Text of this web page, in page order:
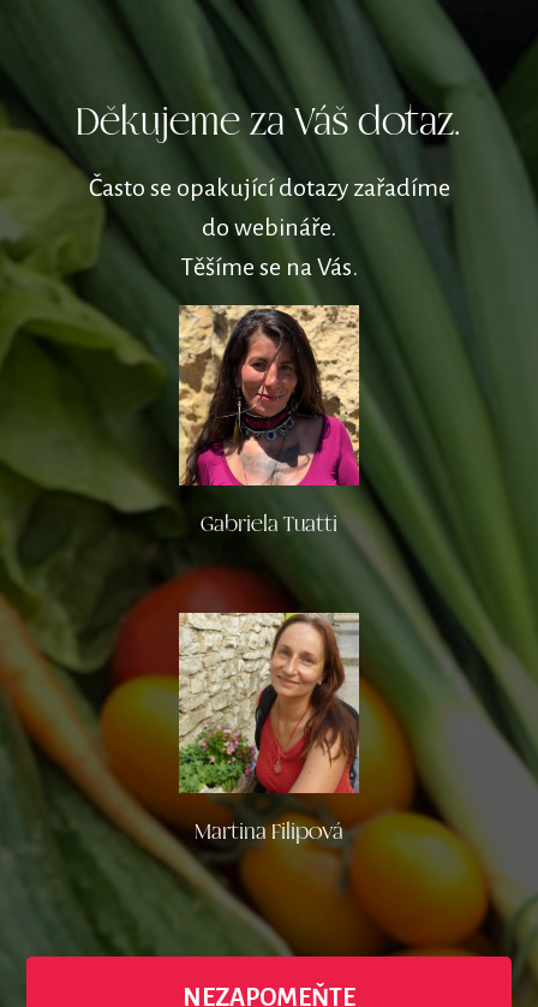
Děkujeme za Váš dotaz.
Často se opakující dotazy zařadíme
do webináře.
Těšíme se na Vás.
Gabriela Tuatti
Martina Filipová
NEZAPOMEŇTE